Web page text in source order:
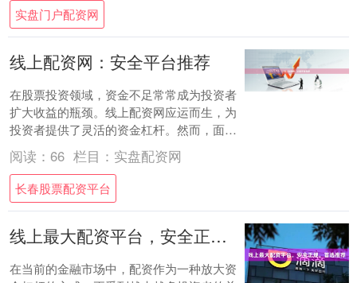
实盘门户配资网
线上配资网：安全平台推荐
在股票投资领域，资金不足常常成为投资者
扩大收益的瓶颈。线上配资网应运而生，为
投资者提供了灵活的资金杠杆。然而，面对
市场上众多配资平台长春股票配资平台，如
何选择安....
阅读： 66 栏目： 实盘配资网
长春股票配资平台
线上最大配资平台，安全正规，首选推荐
在当前的金融市场中，配资作为一种放大资